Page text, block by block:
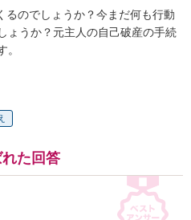
のでしょうか？今まだ何も行動
ょうか？元主人の自己破産の手続
。
た回答